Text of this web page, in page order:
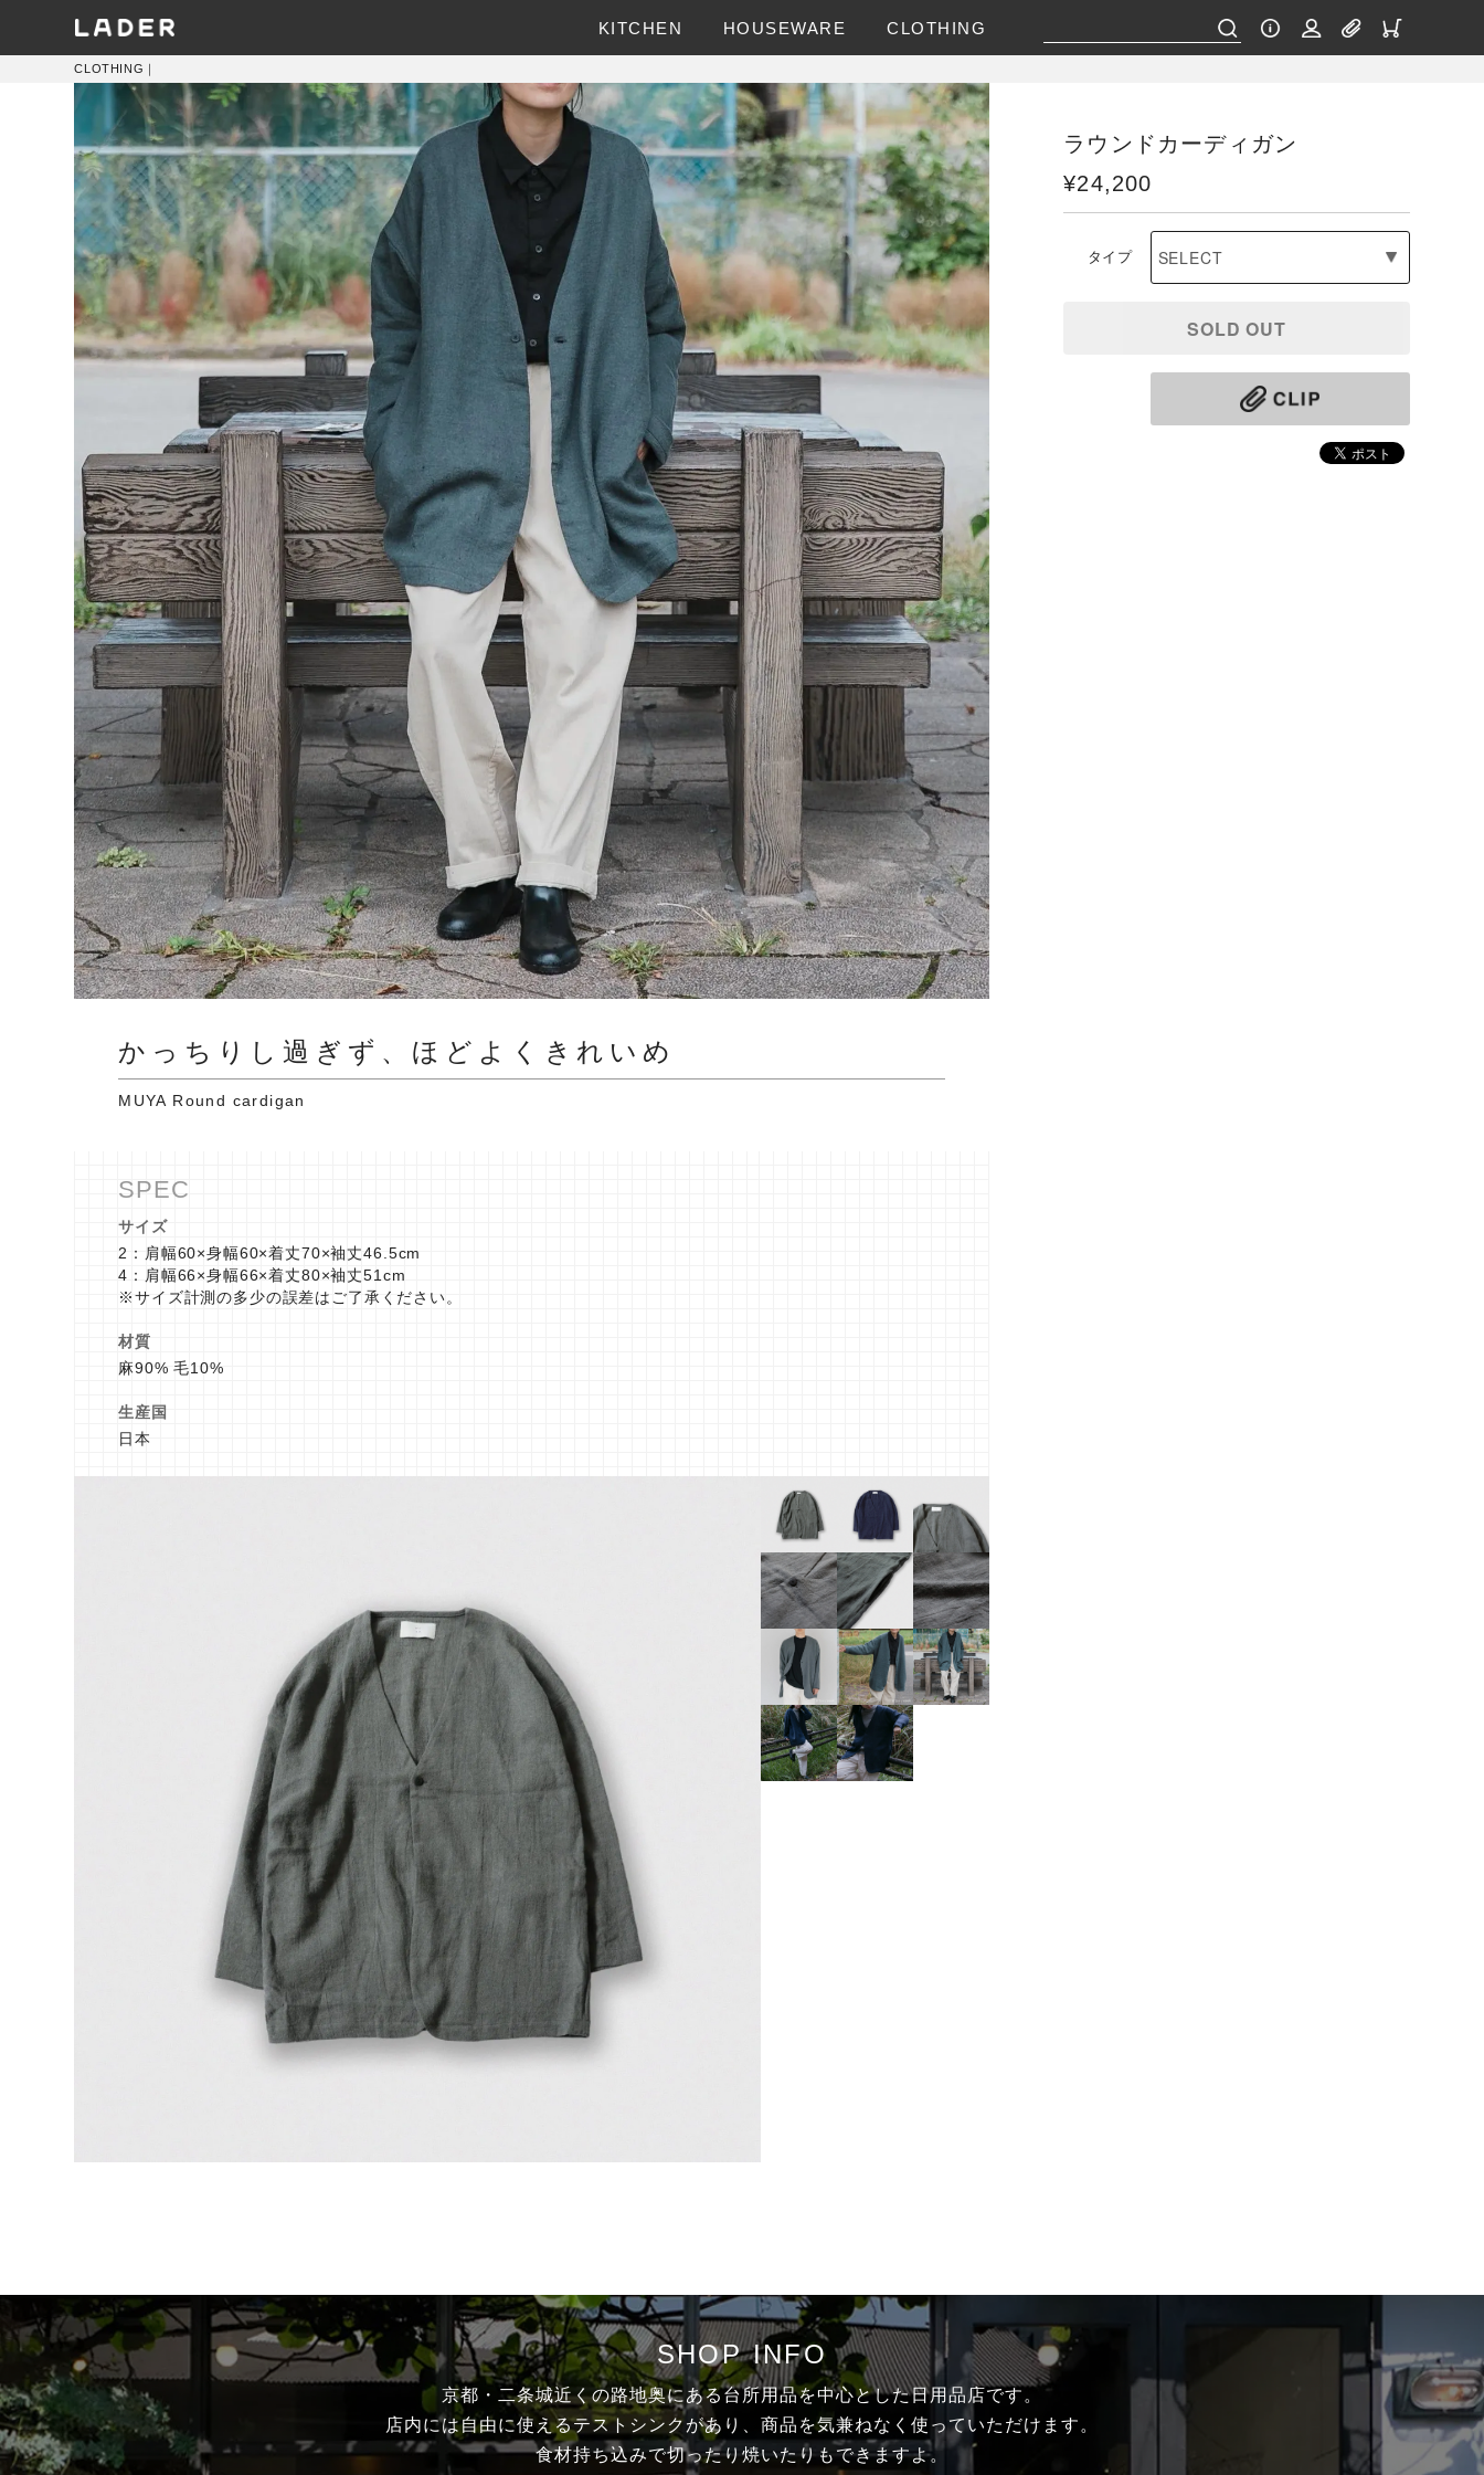
KITCHEN HOUSEWARE CLOTHING
CLOTHING ｜
かっちりし過ぎず、ほどよくきれいめ
MUYA Round cardigan
サイズ
2：肩幅60×身幅60×着丈70×袖丈46.5cm
4：肩幅66×身幅66×着丈80×袖丈51cm
※サイズ計測の多少の誤差はご了承ください。
材質
麻90% 毛10%
生産国
日本
ラウンドカーディガン
¥24,200
タイプ
SOLD OUT
SHOP INFO
京都・二条城近くの路地奥にある台所用品を中心とした日用品店です。
店内には自由に使えるテストシンクがあり、商品を気兼ねなく使っていただけます。
食材持ち込みで切ったり焼いたりもできますよ。